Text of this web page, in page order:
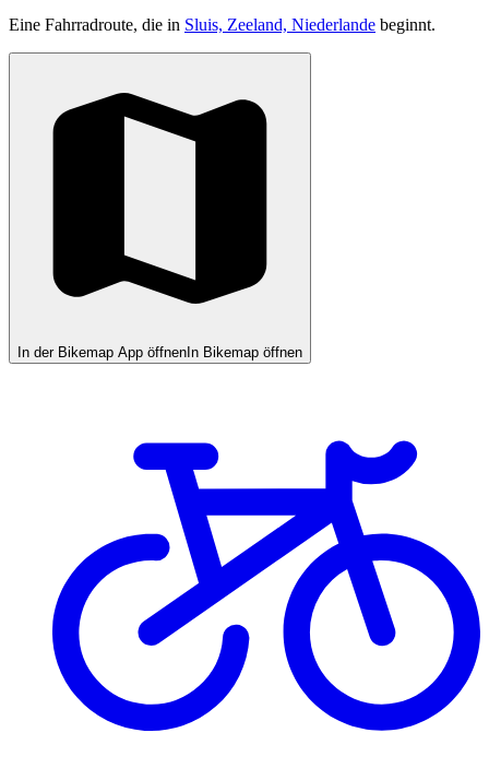
Eine Fahrradroute, die in Sluis, Zeeland, Niederlande beginnt.
In der Bikemap App öffnen In Bikemap öffnen